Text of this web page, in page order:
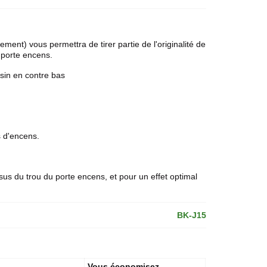
vous permettra de tirer partie de l'originalité de
encens.
en contre bas
d'encens
du trou du porte encens, et pour un effet optimal
BK-J15